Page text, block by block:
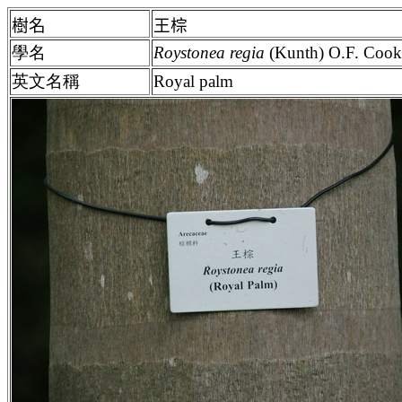
樹名
王棕
學名
Roystonea regia (Kunth) O.F.
英文名稱
Royal palm